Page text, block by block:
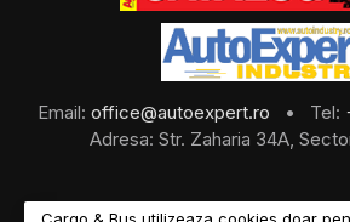
Email: office@autoexpert.ro • Tel:
Adresa: Str. Zaharia 34A,